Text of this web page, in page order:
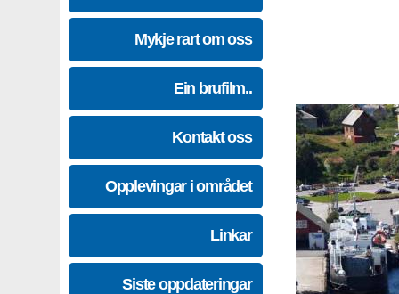
Mykje rart om oss
Ein brufilm..
Kontakt oss
Opplevingar i området
Linkar
Siste oppdateringar